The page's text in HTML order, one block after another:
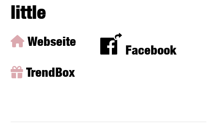
little
Webseite
Facebook
TrendBox